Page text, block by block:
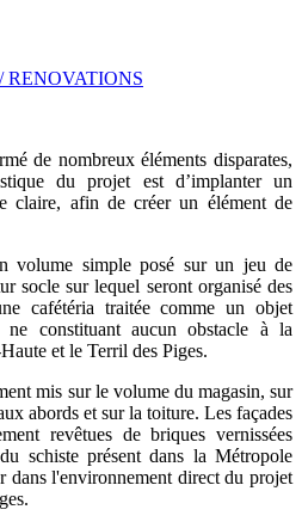
RENOVATIONS
de nombreux éléments disparates,
du projet est d’implanter un
claire, afin de créer un élément de
volume simple posé sur un jeu de
socle sur lequel seront organisé des
cafétéria traitée comme un objet
ne constituant aucun obstacle à la
et le Terril des Piges.
mis sur le volume du magasin, sur
abords et sur la toiture. Les façades
revêtues de briques vernissées
schiste présent dans la Métropole
dans l'environnement direct du projet